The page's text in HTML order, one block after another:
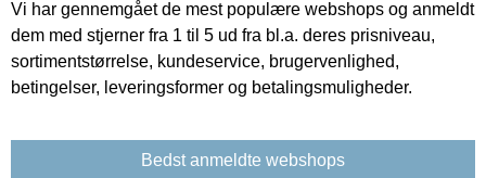
Vi har gennemgået de mest populære webshops og anmeldt
dem med stjerner fra 1 til 5 ud fra bl.a. deres prisniveau,
sortimentstørrelse, kundeservice, brugervenlighed,
betingelser, leveringsformer og betalingsmuligheder.
Bedst anmeldte webshops